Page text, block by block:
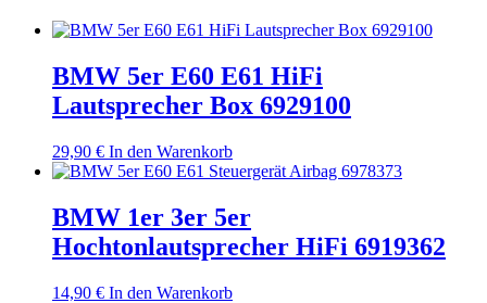
BMW 5er E60 E61 HiFi
Lautsprecher Box 6929100
29,90 € In den Warenkorb
BMW 1er 3er 5er
Hochtonlautsprecher HiFi 6919362
14,90 € In den Warenkorb